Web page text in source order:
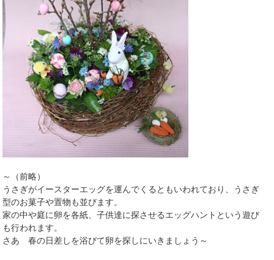
～（前略）
うさぎがイースターエッグを運んでくるともいわれており、うさぎ
型のお菓子や置物も並びます。
家の中や庭に卵を各紙、子供達に探させるエッグハントという遊び
も行われます。
さあ 春の日差しを浴びて卵を探しにいきましょう～